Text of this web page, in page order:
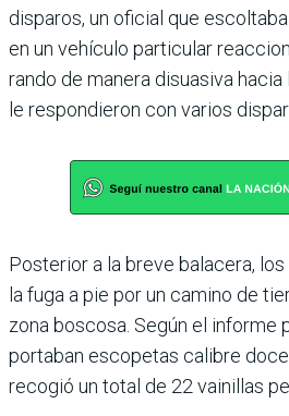
dispa­ros, un oficial que
en un vehículo particular
rando de manera disuasiva
le respondieron con varios
Posterior a la breve bala­cera,
la fuga a pie por un camino de
zona boscosa. Según el informe
portaban escopetas calibre
recogió un total de 22 vai­nillas